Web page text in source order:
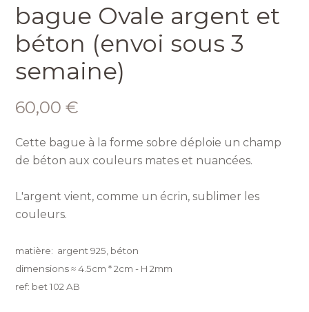
bague Ovale argent et
béton (envoi sous 3
semaine)
60,00 €
Cette bague à la forme sobre déploie un champ
de béton aux couleurs mates et nuancées.
L'argent vient, comme un écrin, sublimer les
couleurs.
matière: argent 925, béton
dimensions ≈ 4.5cm * 2cm - H 2mm
ref: bet 102 AB